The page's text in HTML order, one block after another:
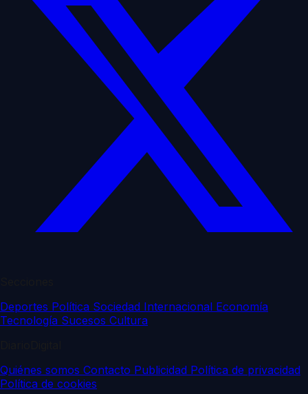
Deportes Política Sociedad Internacional Economía
Tecnología Sucesos Cultura
Quiénes somos Contacto Publicidad Política de privacidad
Política de cookies